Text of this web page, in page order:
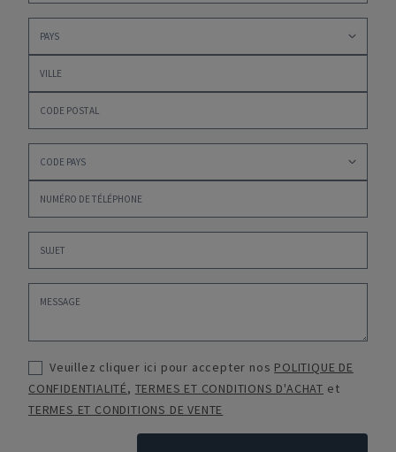
Veuillez cliquer ici pour accepter nos POLITIQUE DE
CONFIDENTIALITÉ, TERMES ET CONDITIONS D'ACHAT et
TERMES ET CONDITIONS DE VENTE